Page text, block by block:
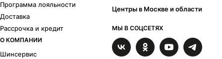
Программа лояльности
Доставка
Рассрочка и кредит
О КОМПАНИИ
Шинсервис
Центры в Москве и области
МЫ В СОЦСЕТЯХ